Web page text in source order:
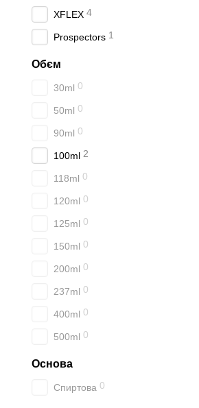
XFLEX 4
Prospectors 1
Обєм
30ml 0
50ml 0
90ml 0
100ml 2
118ml 0
120ml 0
125ml 0
150ml 0
200ml 0
237ml 0
400ml 0
500ml 0
Основа
Спиртова 0